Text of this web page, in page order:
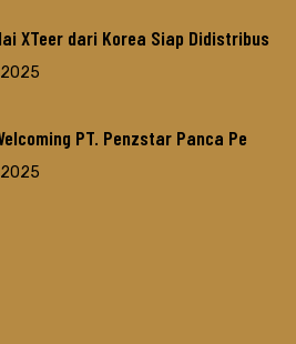
XTeer dari Korea Siap Didistribus
PT. Penzstar Panca Pe